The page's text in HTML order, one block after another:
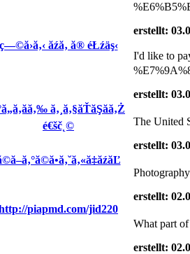
ç—©ă›ă‚‹ ăźă‚ ă® éŁźäş‹
erstellt:
I'd like to
ă‚¸ă‚§ăŤăŞăă‚Ż
é€šč˛©
erstellt:
The United
erstellt:
piapmd.com/jid220
erstellt:
What part of
erstellt: